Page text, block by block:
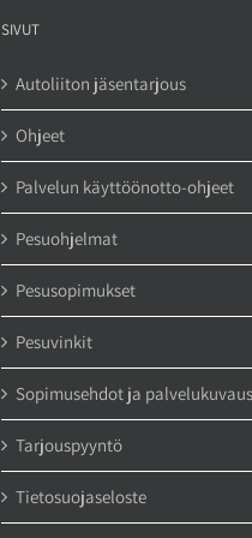
SIVUT
Autoliiton jäsentarjous
Ohjeet
Palvelun käyttöönotto-ohjeet
Pesuohjelmat
Pesusopimukset
Pesuvinkit
Sopimusehdot ja palvelukuvaus
Tarjouspyyntö
Tietosuojaseloste